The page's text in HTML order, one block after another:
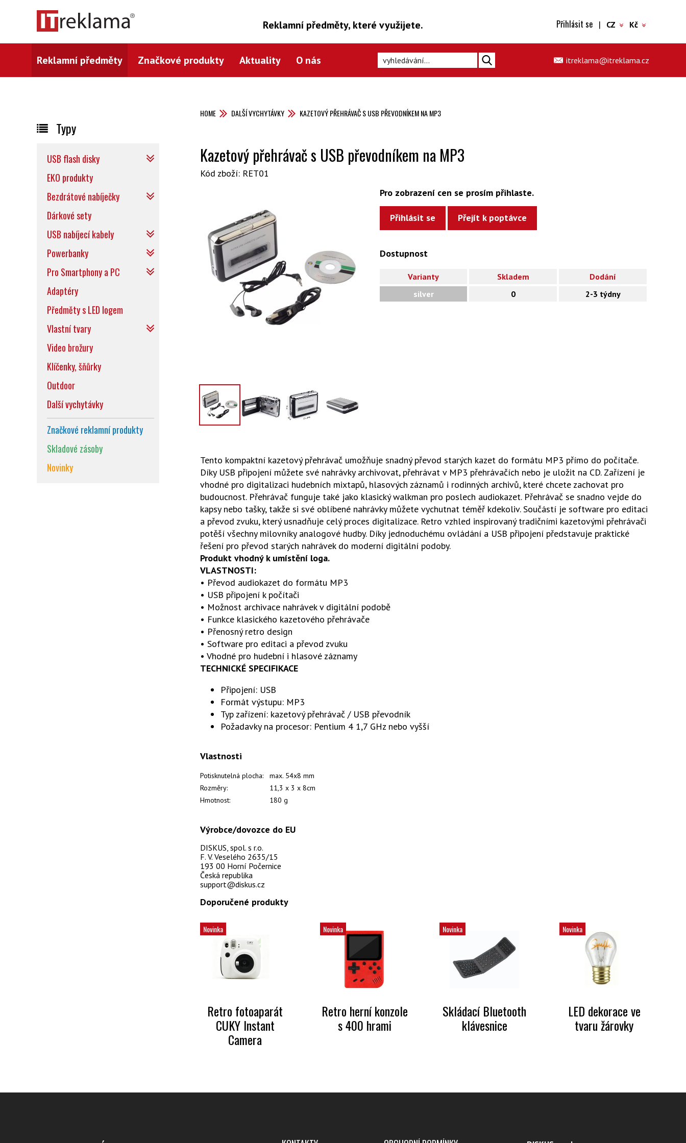
Reklamní předměty, které využijete. Přihlásit se | CZ Kč
Reklamní předměty Značkové produkty Aktuality O nás itreklama@itreklama.cz
HOME DALŠÍ VYCHYTÁVKY KAZETOVÝ PŘEHRÁVAČ S USB PŘEVODNÍKEM NA MP3
Kazetový přehrávač s USB převodníkem na MP3
Kód zboží: RET01
Pro zobrazení cen se prosím přihlaste.
Přihlásit se Přejít k poptávce
Dostupnost
Varianty Skladem
Dodání
silver
0 2-3 týdny
Tento kompaktní kazetový přehrávač umožňuje snadný převod starých kazet do formátu MP3 přímo do počítače.
Díky USB připojení můžete své nahrávky archivovat, přehrávat v MP3 přehrávačích nebo je uložit na CD. Zařízení je
vhodné pro digitalizaci hudebních mixtapů, hlasových záznamů i rodinných archivů, které chcete zachovat pro
budoucnost. Přehrávač funguje také jako klasický walkman pro poslech audiokazet. Přehrávač se snadno vejde do
kapsy nebo tašky, takže si své oblíbené nahrávky můžete vychutnat téměř kdekoliv. Součástí je software pro editaci
a převod zvuku, který usnadňuje celý proces digitalizace. Retro vzhled inspirovaný tradičními kazetovými přehrávači
potěší všechny milovníky analogové hudby. Díky jednoduchému ovládání a USB připojení představuje praktické
řešení pro převod starých nahrávek do moderní digitální podoby.
Produkt vhodný k umístění loga.
VLASTNOSTI:
• Převod audiokazet do formátu MP3
• USB připojení k počítači
• Možnost archivace nahrávek v digitální podobě
• Funkce klasického kazetového přehrávače
• Přenosný retro design
• Software pro editaci a převod zvuku
• Vhodné pro hudební i hlasové záznamy
TECHNICKÉ SPECIFIKACE
Připojení: USB
Formát výstupu: MP3
Typ zařízení: kazetový přehrávač / USB převodník
Požadavky na procesor: Pentium 4 1,7 GHz nebo vyšší
Vlastnosti
Potisknutelná plocha:
max. 54x8 mm
Rozměry:
11,3 x 3 x 8cm
Hmotnost:
180 g
Výrobce/dovozce do EU
DISKUS, spol. s r.o.
F. V. Veselého 2635/15
193 00 Horní Počernice
Česká republika
support@diskus.cz
Doporučené produkty
Novinka
Retro fotoaparát
CUKY Instant
Camera
Novinka
Retro herní konzole
s 400 hrami
Novinka
Skládací Bluetooth
klávesnice
Novinka
LED dekorace ve
tvaru žárovky
Typy
USB flash disky
EKO produkty
Bezdrátové nabíječky
Dárkové sety
USB nabíjecí kabely
Powerbanky
Pro Smartphony a PC
Adaptéry
Předměty s LED logem
Vlastní tvary
Video brožury
Klíčenky, šňůrky
Outdoor
Další vychytávky
Značkové reklamní produkty
Skladové zásoby
Novinky